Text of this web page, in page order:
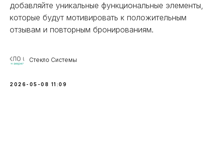
добавляйте уникальные функциональные элементы,
которые будут мотивировать к положительным
отзывам и повторным бронированиям.
Стекло Системы
2026-05-08 11:09